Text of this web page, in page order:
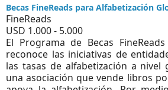
Becas FineReads para Alfabetización
FineReads
USD 1.000 - 5.000
El Programa de Becas
reconoce las iniciativas de
las tasas de alfabetización a nivel
una asociación que vende libros